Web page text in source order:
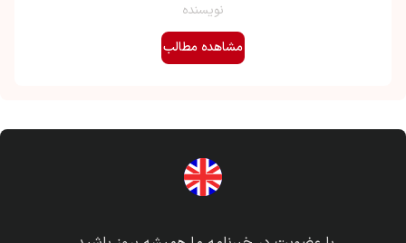
نویسنده
مشاهده مطالب